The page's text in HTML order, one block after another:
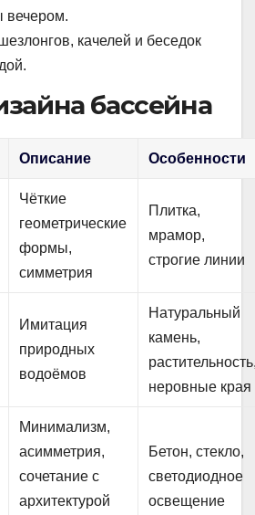
вечером.
качелей и беседок
бассейна
Описание Особенности
Чёткие
геометрические
формы,
симметрия
Плитка,
мрамор,
строгие линии
Имитация
природных
водоёмов
Натуральный
камень,
неровные края
Минимализм,
асимметрия,
сочетание с
архитектурой
Бетон, стекло,
светодиодное
освещение